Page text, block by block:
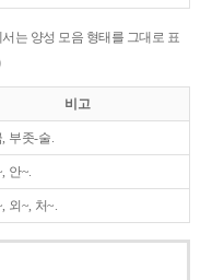
는 양성 모음 형태를 그대로 표
비고
부좃-술.
안~.
외~, 처~.